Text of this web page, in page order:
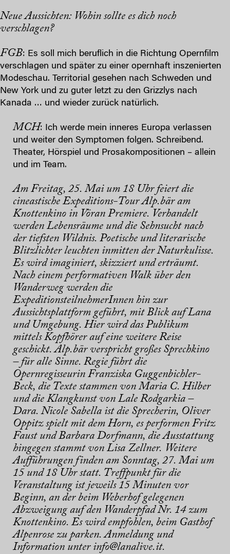
Neue Aussichten: Wohin sollte es dich noch
verschlagen?
FGB: Es soll mich beruflich in die Richtung Opernfilm
verschlagen und später zu einer opernhaft inszenierten
Modeschau. Territorial gesehen nach Schweden und
New York und zu guter letzt zu den Grizzlys nach
Kanada … und wieder zurück natürlich.
MCH: Ich werde mein inneres Europa verlassen
und weiter den Symptomen folgen. Schreibend.
Theater, Hörspiel und Prosakompositionen – allein
und im Team.
Am Freitag, 25. Mai um 18 Uhr feiert die
cineastische Expeditions-Tour Alp.bäram
Knottenkino in Vöran Premiere. Verhandelt
werden Lebensräume und die Sehnsucht nach
der tiefsten Wildnis. Poetische und literarische
Blitzlichter leuchten inmitten der Naturkulisse.
Es wird imaginiert, skizziert und erträumt.
Nach einem performativen Walk über den
Wanderweg werden die
ExpeditionsteilnehmerInnen hin zur
Aussichtsplattform geführt, mit Blick auf Lana
und Umgebung. Hier wird das Publikum
mittels Kopfhörer auf eine weitere Reise
geschickt. Alp.bär verspricht großes Sprechkino
– für alle Sinne. Regie führt die
Opernregisseurin Franziska Guggenbichler-
Beck, die Texte stammen von Maria C. Hilber
und die Klangkunst von Lale Rodgarkia –
Dara. Nicole Sabella ist die Sprecherin, Oliver
Oppitz spielt mit dem Horn, es performen Fritz
Faust und Barbara Dorfmann, die Ausstattung
hingegen stammt von Lisa Zellner. Weitere
Aufführungen finden am Sonntag, 27. Mai um
15 und 18 Uhr statt. Treffpunkt für die
Veranstaltung ist jeweils 15 Minuten vor
Beginn, an der beim Weberhof gelegenen
Abzweigung auf den Wanderpfad Nr. 14 zum
Knottenkino. Es wird empfohlen, beim Gasthof
Alpenrose zu parken. Anmeldung und
Information unter info@lanalive.it.